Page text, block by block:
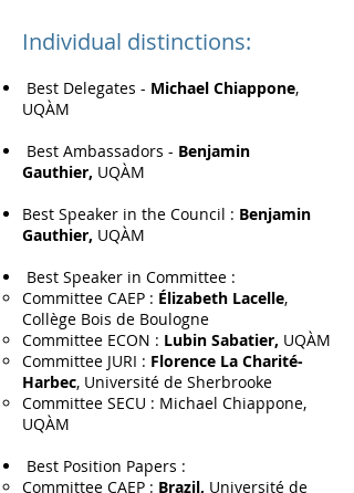
Individual distinctions:
Best Delegates - Michael Chiappone,
UQÀM
Best Ambassadors - Benjamin
Gauthier, UQÀM
Best Speaker in the Council : Benjamin
Gauthier, UQÀM
Best Speaker in Committee :
Committee CAEP : Élizabeth Lacelle,
Collège Bois de Boulogne
Committee ECON : Lubin Sabatier, UQÀM
Committee JURI : Florence La Charité-
Harbec, Université de Sherbrooke
Committee SECU : Michael Chiappone,
UQÀM
Best Position Papers :
Committee CAEP : Brazil, Université de